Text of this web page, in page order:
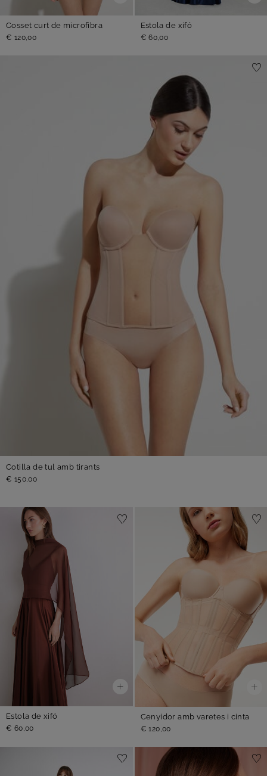
Cosset curt de microfibra
€ 120,00
Estola de xifó
€ 60,00
Cotilla de tul amb tirants
€ 150,00
Estola de xifó
€ 60,00
Cenyidor amb varetes i cinta
€ 120,00